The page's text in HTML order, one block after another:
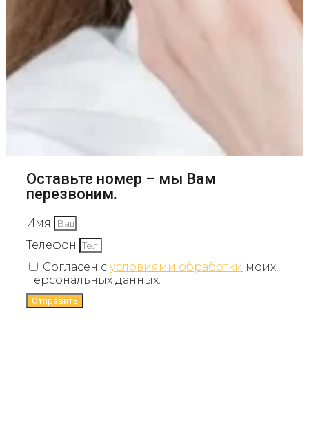
Оставьте номер – мы Вам
перезвоним.
Имя
Телефон
Согласен с условиями обработки моих
персональных данных.
Отправить